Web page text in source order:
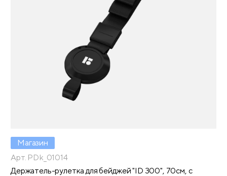
Магазин
Арт. PDk_01014
Держатель-рулетка для бейджей "ID 300", 70см, с